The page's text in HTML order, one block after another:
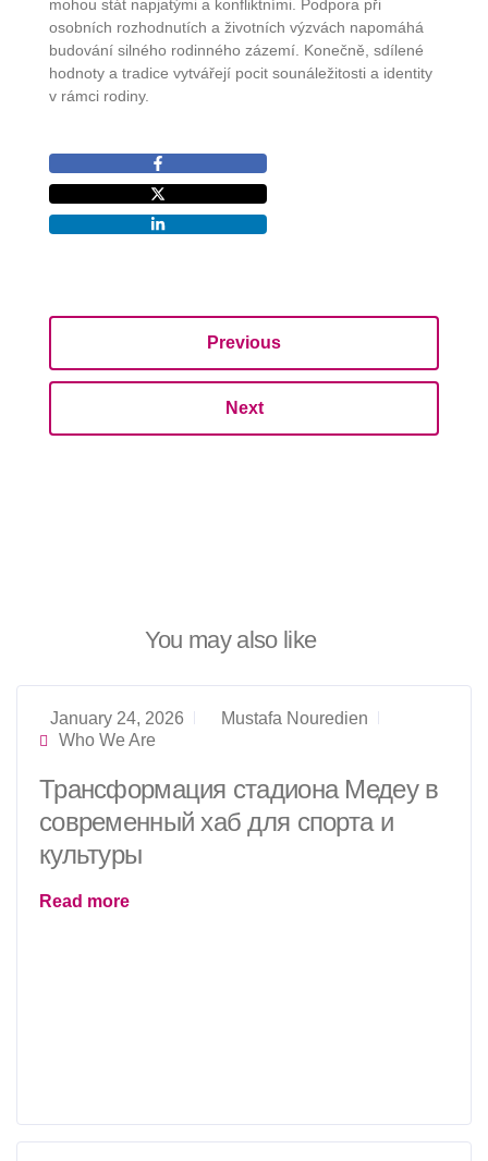
mohou stát napjatými a konfliktními. Podpora při
osobních rozhodnutích a životních výzvách napomáhá
budování silného rodinného zázemí. Konečně, sdílené
hodnoty a tradice vytvářejí pocit sounáležitosti a identity
v rámci rodiny.
Previous
Next
You may also like
January 24, 2026
Mustafa Nouredien
Who We Are
Трансформация стадиона Медеу в
современный хаб для спорта и
культуры
Read more